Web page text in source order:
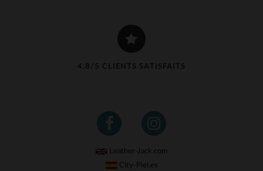
4,8/5 CLIENTS SATISFAITS
Leather-Jack.com
City-Piel.es